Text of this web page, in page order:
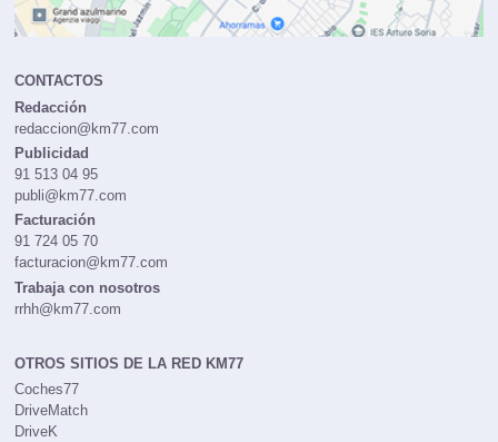
CONTACTOS
Redacción
redaccion@km77.com
Publicidad
91 513 04 95
publi@km77.com
Facturación
91 724 05 70
facturacion@km77.com
Trabaja con nosotros
rrhh@km77.com
OTROS SITIOS DE LA RED KM77
Coches77
DriveMatch
DriveK